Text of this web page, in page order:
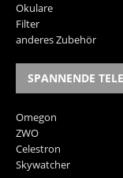
Okulare
Filter
anderes Zubehör
SPANNENDE
Omegon
ZWO
Celestron
Skywatcher